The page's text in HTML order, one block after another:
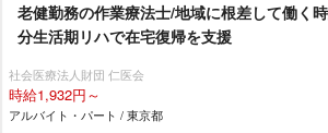
老健勤務の作業療法士/地域に根差して働く
分生活期リハで在宅復帰を支援
社会医療法人財団 仁医会
時給1,932円～
アルバイト・パート / 東京都